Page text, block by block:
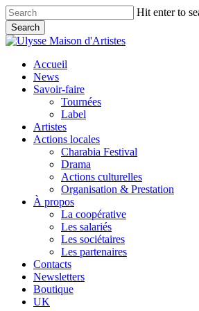
Skip
to
main
content
Hit enter to
Search
Close
search
Menu
Accueil
News
Savoir-faire
Tournées
Label
Artistes
Actions locales
Charabia Festival
Drama
Actions culturelles
Organisation & Prestation
À propos
La coopérative
Les salariés
Les sociétaires
Les partenaires
Contacts
Newsletters
Boutique
UK